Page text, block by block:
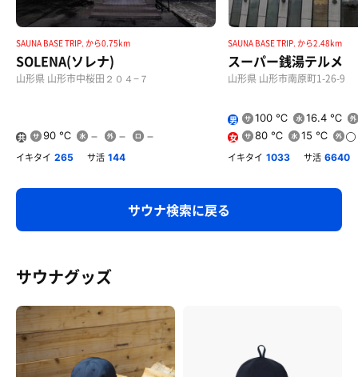
SAUNA BASE TRIP. から0.75km
SOLENA(ソレナ)
山形県 山形市中桜田２０４−７
共
90 ℃
イキタイ 265 サ活 144
SAUNA BASE TRIP. から2.48km
スーパー銭湯テルメ
山形県 山形市南原町1-26-9
男 100 ℃ 16.4 ℃
女 80 ℃ 15 ℃
イキタイ 1033 サ活 6640
サウナ検索に戻る
サウナグッズ